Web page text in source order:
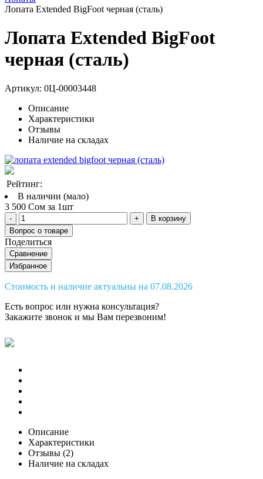
Лопата Extended BigFoot черная (сталь)
Лопата Extended BigFoot
черная (сталь)
Артикул: 0Ц-00003448
Описание
Характеристики
Отзывы
Наличие на складах
Рейтинг:
В наличии (мало)
3 500 Сом за 1шт
В корзину
Вопрос о товаре
Поделиться
Сравнение
Избранное
Стоимость и наличие актуальны на 07.08.2026
Есть вопрос или нужна консультация?
Закажите звонок и мы Вам перезвоним!
Описание
Характеристики
Отзывы (2)
Наличие на складах